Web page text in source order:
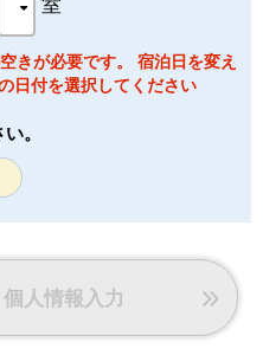
歯ブラシ・ヘアブラシ・シ
・足袋・巾着
ット・化粧水・乳液・メイ
きが必要です。 宿泊日を変え
日付を選択してください
。
人情報入力